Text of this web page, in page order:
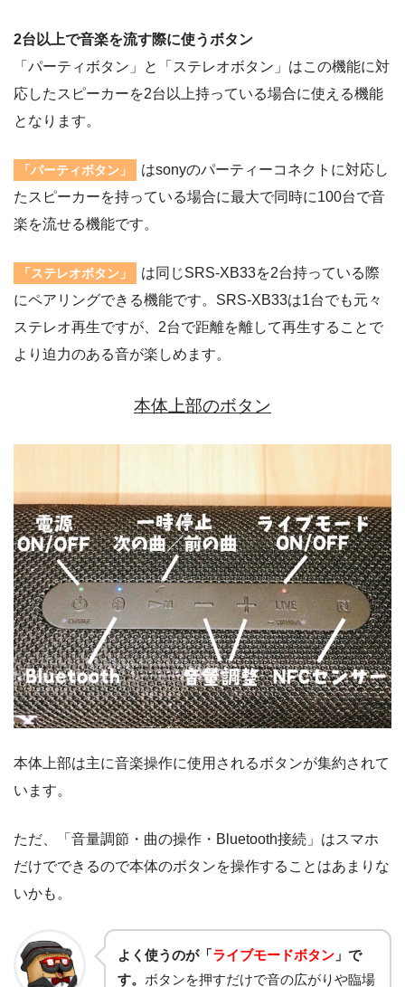
2台以上で音楽を流す際に使うボタン
「パーティボタン」と「ステレオボタン」はこの機能に対
応したスピーカーを2台以上持っている場合に使える機能
となります。
「パーティボタン」
はsonyのパーティーコネクトに対応し
たスピーカーを持っている場合に最大で同時に100台で音
楽を流せる機能です。
「ステレオボタン」
は同じSRS-XB33を2台持っている際
にペアリングできる機能です。SRS-XB33は1台でも元々
ステレオ再生ですが、2台で距離を離して再生することで
より迫力のある音が楽しめます。
本体上部のボタン
本体上部は主に音楽操作に使用されるボタンが集約されて
います。
ただ、「音量調節・曲の操作・Bluetooth接続」はスマホ
だけでできるので本体のボタンを操作することはあまりな
いかも。
よく使うのが「ライブモードボタン 」で
す。 ボタンを押すだけで音の広がりや臨場